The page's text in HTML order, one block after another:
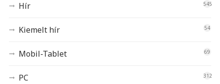
Hír 545
Kiemelt hír 54
Mobil-Tablet 69
PC 312